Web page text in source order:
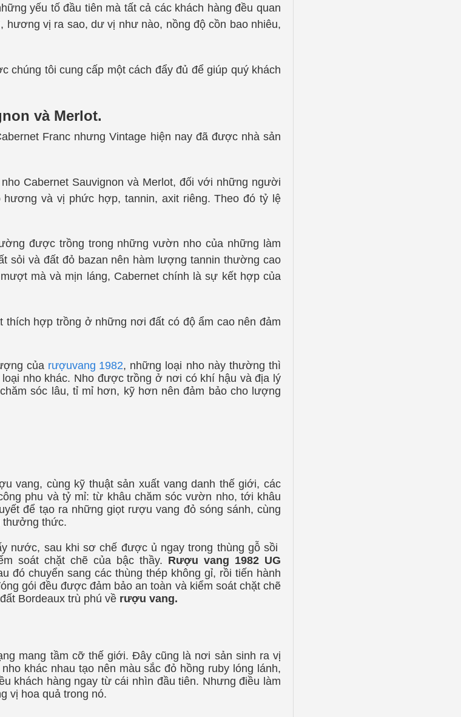
yếu tố đầu tiên mà tất cả các khách hàng đều quan
vị ra sao, dư vị như nào, nồng độ cồn bao nhiêu,
chúng tôi cung cấp một cách đẩy đủ để giúp quý khách
và Merlot.
Franc nhưng Vintage hiện nay đã được nhà sản
Cabernet Sauvignon và Merlot, đối với những người
và vị phức hợp, tannin, axit riêng. Theo đó tỷ lệ
được trồng trong những vườn nho của những làm
sỏi và đất đỏ bazan nên hàm lượng tannin thường cao
mà và mịn láng, Cabernet chính là sự kết hợp của
hợp trồng ở những nơi đất có độ ẩm cao nên đảm
của rượuvang 1982, những loại nho này thường thì
nho khác. Nho được trồng ở nơi có khí hậu và địa lý
sóc lâu, tỉ mỉ hơn, kỹ hơn nên đảm bảo cho lượng
vang, cùng kỹ thuật sản xuất vang danh thế giới, các
phu và tỷ mỉ: từ khâu chăm sóc vườn nho, tới khâu
để tạo ra những giọt rượu vang đỏ sóng sánh, cùng
thưởng thức.
nước, sau khi sơ chế được ủ ngay trong thùng gỗ sồi
soát chặt chẽ của bậc thầy. Rượu vang 1982 UG
đó chuyển sang các thùng thép không gỉ, rồi tiến hành
gói đều được đảm bảo an toàn và kiểm soát chặt chẽ
Bordeaux trù phú về rượu vang.
mang tầm cỡ thế giới. Đây cũng là nơi sản sinh ra vị
khác nhau tạo nên màu sắc đỏ hồng ruby lóng lánh,
khách hàng ngay từ cái nhìn đầu tiên. Nhưng điều làm
vị hoa quả trong nó.